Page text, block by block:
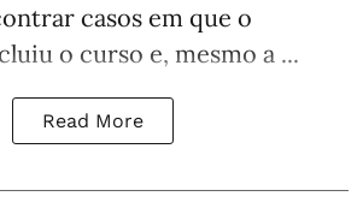
casos em que o
o curso e, mesmo a ...
Read More